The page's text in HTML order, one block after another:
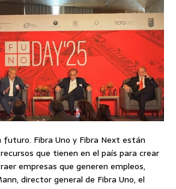
Fibra Uno y Fibra Next están
que tienen en el país para crear
empresas que generen empleos,
director general de Fibra Uno, el